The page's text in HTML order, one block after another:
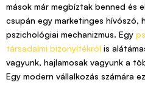
mások már megbíztak benned és
csupán egy marketinges hívószó,
pszichológiai mechanizmus. Egy
társadalmi bizonyítékról is
vagyunk, hajlamosak vagyunk a
Egy modern vállalkozás számára